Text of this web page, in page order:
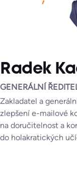
Radek
GENERÁLNÍ
Zakladatel a
zlepšení e-mailové
na doručitelnost a
do holakratických